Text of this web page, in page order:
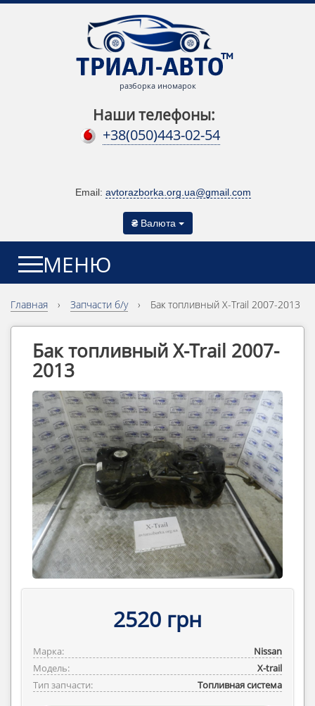
разборка иномарок
Наши телефоны:
+38(050)443-02-54
Email: avtorazborka.org.ua@gmail.com
₴ Валюта
МЕНЮ
Главная › Запчасти б/у › Бак топливный X-Trail 2007-2013
Бак топливный X-Trail 2007-
2013
2520 грн
Марка:
Nissan
Модель:
X-trail
Тип запчасти:
Топливная система